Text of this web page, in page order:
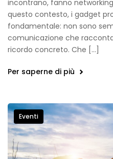
incontrano, fanno
questo contesto, i gadget
fondamentale: non sono
comunicazione che
ricordo concreto. Che […]
Per saperne di più
Eventi